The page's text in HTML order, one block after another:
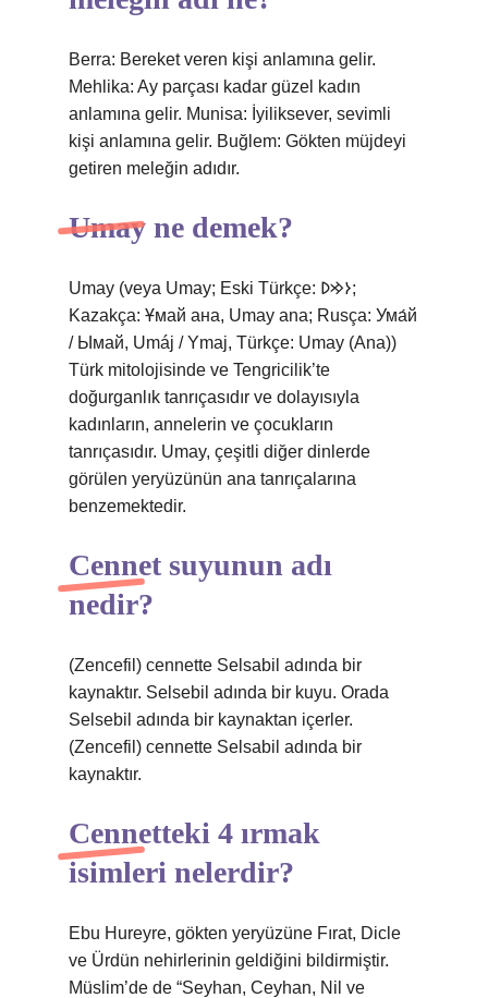
Berra: Bereket veren kişi anlamına gelir.
Mehlika: Ay parçası kadar güzel kadın
anlamına gelir. Munisa: İyiliksever, sevimli
kişi anlamına gelir. Buğlem: Gökten müjdeyi
getiren meleğin adıdır.
Umay ne demek?
Umay (veya Umay; Eski Türkçe: 𐰆𐰢𐰖;
Kazakça: Ұмай aна, Umay ana; Rusça: Ума́й
/ Ымай, Umáj / Ymaj, Türkçe: Umay (Ana))
Türk mitolojisinde ve Tengricilik’te
doğurganlık tanrıçasıdır ve dolayısıyla
kadınların, annelerin ve çocukların
tanrıçasıdır. Umay, çeşitli diğer dinlerde
görülen yeryüzünün ana tanrıçalarına
benzemektedir.
Cennet suyunun adı
nedir?
(Zencefil) cennette Selsabil adında bir
kaynaktır. Selsebil adında bir kuyu. Orada
Selsebil adında bir kaynaktan içerler.
(Zencefil) cennette Selsabil adında bir
kaynaktır.
Cennetteki 4 ırmak
isimleri nelerdir?
Ebu Hureyre, gökten yeryüzüne Fırat, Dicle
ve Ürdün nehirlerinin geldiğini bildirmiştir.
Müslim’de de “Seyhan, Ceyhan, Nil ve